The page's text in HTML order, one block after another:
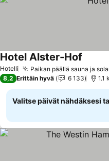
Hotelli Paikan päällä sauna ja
Hotel Alster-Hof
8,2 Erittäin hyvä 6 133 1.1
Valitse päivät nähdäksesi